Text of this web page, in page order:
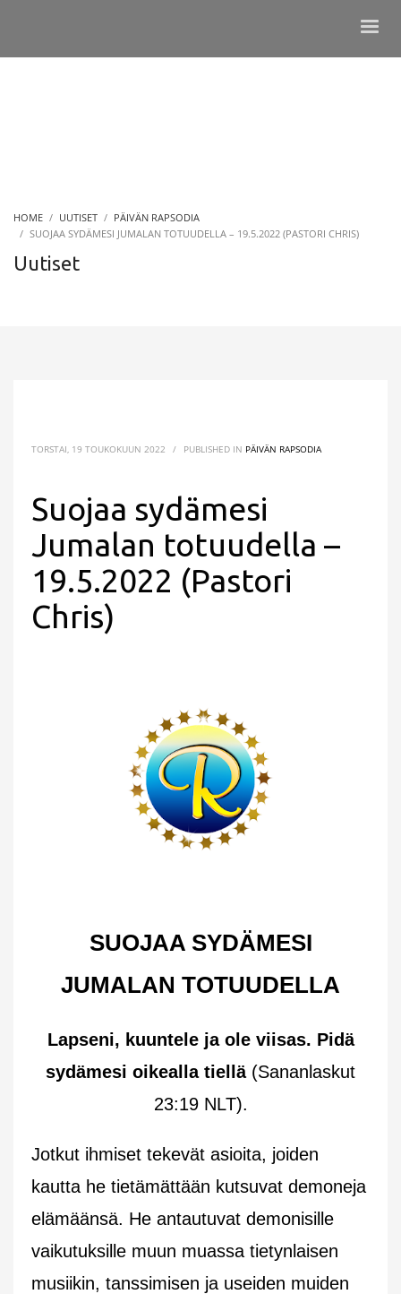
HOME UUTISET
PÄIVÄN RAPSODIA
SUOJAA SYDÄMESI JUMALAN TOTUUDELLA – 19.5.2022 (PASTORI CHRIS)
Uutiset
TORSTAI, 19 TOUKOKUUN 2022 / PUBLISHED IN PÄIVÄN RAPSODIA
Suojaa sydämesi
Jumalan totuudella –
19.5.2022 (Pastori
Chris)
SUOJAA SYDÄMESI
JUMALAN TOTUUDELLA
Lapseni, kuuntele ja ole viisas. Pidä
sydämesi oikealla tiellä(Sananlaskut
23:19 NLT).
Jotkut ihmiset tekevät asioita, joiden
kautta he tietämättään kutsuvat demoneja
elämäänsä. He antautuvat demonisille
vaikutuksille muun muassa tietynlaisen
musiikin, tanssimisen ja useiden muiden